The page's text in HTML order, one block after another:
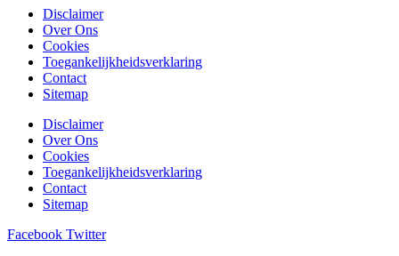
Disclaimer
Over Ons
Cookies
Toegankelijkheidsverklaring
Contact
Sitemap
Disclaimer
Over Ons
Cookies
Toegankelijkheidsverklaring
Contact
Sitemap
Facebook Twitter